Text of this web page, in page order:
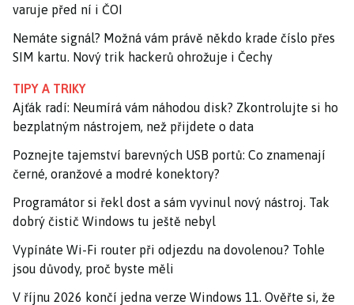
varuje před ní i ČOI
Nemáte signál? Možná vám právě někdo krade číslo přes
SIM kartu. Nový trik hackerů ohrožuje i Čechy
TIPY A TRIKY
Ajťák radí: Neumírá vám náhodou disk? Zkontrolujte si ho
bezplatným nástrojem, než přijdete o data
Poznejte tajemství barevných USB portů: Co znamenají
černé, oranžové a modré konektory?
Programátor si řekl dost a sám vyvinul nový nástroj. Tak
dobrý čistič Windows tu ještě nebyl
Vypínáte Wi-Fi router při odjezdu na dovolenou? Tohle
jsou důvody, proč byste měli
V říjnu 2026 končí jedna verze Windows 11. Ověřte si, že